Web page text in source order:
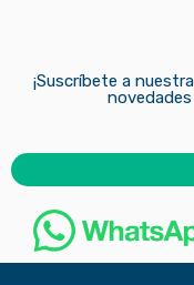
¡Suscríbete a